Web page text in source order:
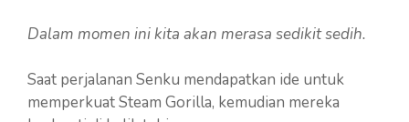
Dalam momen ini kita akan merasa sedikit sedih.
Saat perjalanan Senku mendapatkan ide untuk
memperkuat Steam Gorilla, kemudian mereka